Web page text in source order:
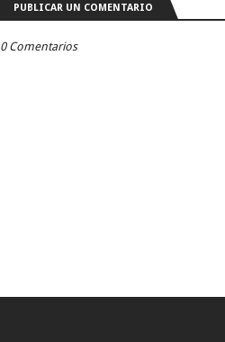
PUBLICAR UN COMENTARIO
0 Comentarios